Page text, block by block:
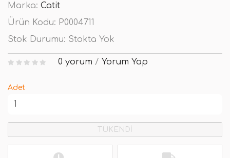
Marka: Catit
Ürün Kodu: P0004711
Stok Durumu: Stokta Yok
0 yorum / Yorum Yap
Adet
TÜKENDİ